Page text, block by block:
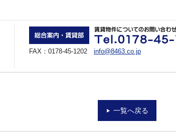
FAX：0178-45-1202 info@8463.co.jp
一覧へ戻る